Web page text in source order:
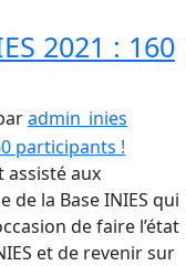
2021 : 160
admin_inies
assisté aux
de la Base INIES qui
de faire l’état
et de revenir sur